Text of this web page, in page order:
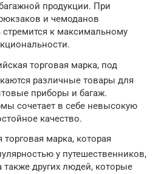
продукции. При
и чемоданов
стремится к максимальному
торговая марка, под
различные товары для
приборы и багаж.
сочетает в себе невысокую
качество.
торговая марка, которая
у путешественников,
также других людей, которые